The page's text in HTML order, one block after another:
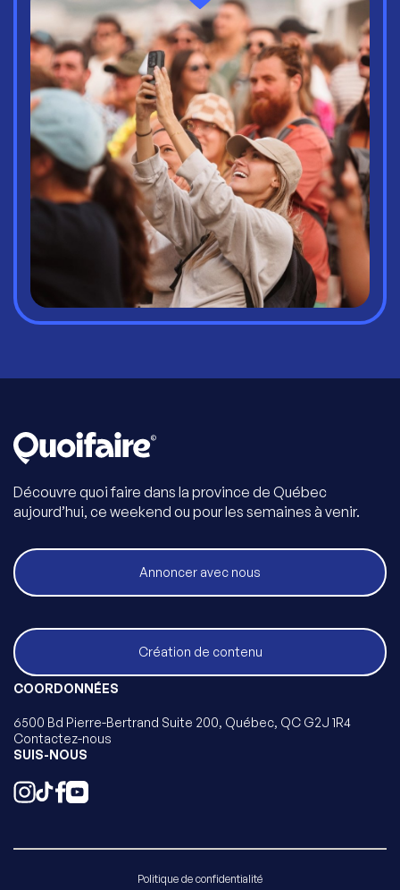
Découvre quoi faire dans la province de Québec
aujourd’hui, ce weekend ou pour les semaines à venir.
Annoncer avec nous
Création de contenu
COORDONNÉES
6500 Bd Pierre-Bertrand Suite 200, Québec, QC G2J 1R4
Contactez-nous
SUIS-NOUS
Politique de confidentialité